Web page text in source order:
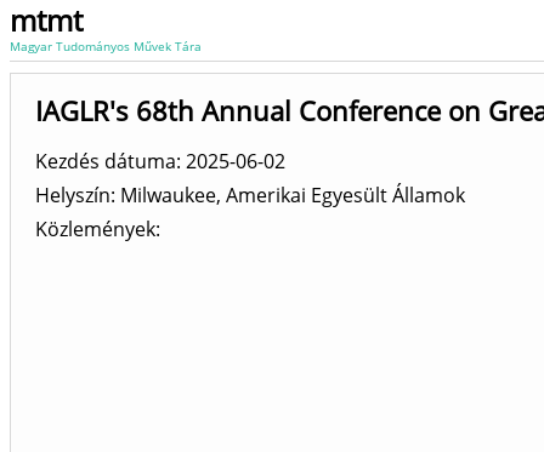
mtmt
Magyar Tudományos Művek Tára
IAGLR's 68th Annual Conference on
Kezdés dátuma: 2025-06-02
Helyszín Milwaukee, Amerikai Egyesült Államok
Közlemények